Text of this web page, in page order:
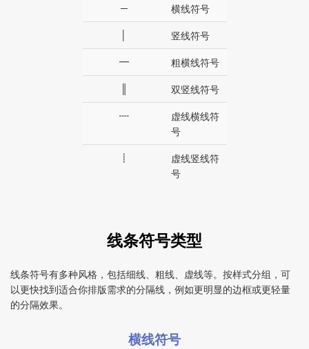
─
横线符号
竖线符号
━
粗横线符号
双竖线符号
┉
虚线横线符
号
┋
虚线竖线符
号
线条符号类型
线条符号有多种风格，包括细线、粗线、虚线等。按样式分组，可
以更快找到适合你排版需求的分隔线，例如更明显的边框或更轻量
的分隔效果。
横线符号